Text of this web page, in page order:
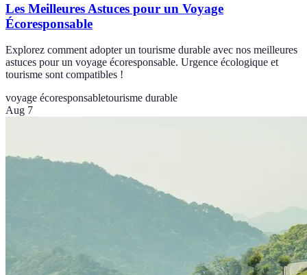
Les Meilleures Astuces pour un Voyage
Écoresponsable
Explorez comment adopter un tourisme durable avec nos meilleures
astuces pour un voyage écoresponsable. Urgence écologique et
tourisme sont compatibles !
voyage écoresponsabletourisme durable
Aug 7